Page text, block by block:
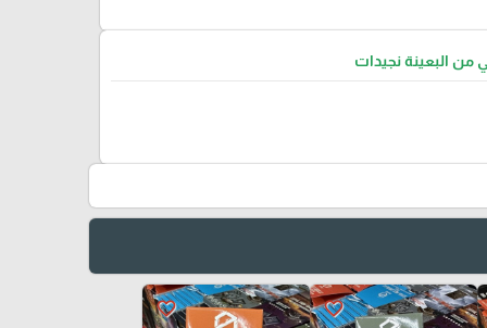
من البعينة نجيدات
favorite_border
favorite_border